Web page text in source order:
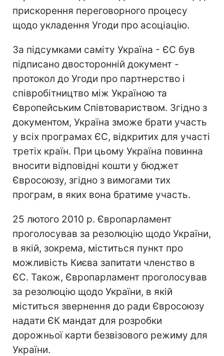
прискорення переговорного процесу
щодо укладення Угоди про асоціацію.
За підсумками саміту Україна - ЄС був
підписано двосторонній документ -
протокол до Угоди про партнерство і
співробітництво між Україною та
Європейським Співтовариством. Згідно з
документом, Україна зможе брати участь
у всіх програмах ЄС, відкритих для участі
третіх країн. При цьому Україна повинна
вносити відповідні кошти у бюджет
Євросоюзу, згідно з вимогами тих
програм, в яких вона братиме участь.
25 лютого 2010 р. Європарламент
проголосував за резолюцію щодо України,
в якій, зокрема, міститься пункт про
можливість Києва запитати членство в
ЄС. Також, Європарламент проголосував
за резолюцію щодо України, в якій
міститься звернення до ради Євросоюзу
надати ЄК мандат для розробки
дорожньої карти безвізового режиму для
України.